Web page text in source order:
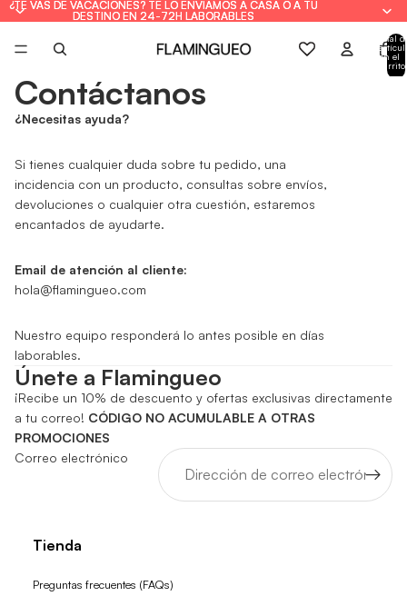
¿TE VAS DE VACACIONES? TE LO ENVIAMOS A CASA O A TU
DESTINO EN 24-72H LABORABLES
¿TE VAS DE VACACIONES? TE LO ENVIAMOS A CASA O A TU
DESTINO EN 24-72H LABORABLES
Total
en el
carrito:
Contáctanos
¿Necesitas ayuda?
Si tienes cualquier duda sobre tu pedido, una
incidencia con un producto, consultas sobre envíos,
devoluciones o cualquier otra cuestión, estaremos
encantados de ayudarte.
Email de atención al cliente:
hola@flamingueo.com
Nuestro equipo responderá lo antes posible en días
laborables.
Únete a Flamingueo
¡Recibe un 10% de descuento y ofertas exclusivas directamente
a tu correo! CÓDIGO NO ACUMULABLE A OTRAS
PROMOCIONES
Correo electrónico
Tienda
Preguntas frecuentes (FAQs)